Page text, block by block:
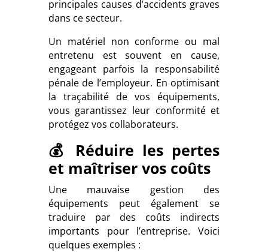
principales causes d’accidents graves
dans ce secteur.
Un matériel non conforme ou mal
entretenu est souvent en cause,
engageant parfois la responsabilité
pénale de l’employeur. En optimisant
la traçabilité de vos équipements,
vous garantissez leur conformité et
protégez vos collaborateurs.
💰 Réduire les pertes
et maîtriser vos coûts
Une mauvaise gestion des
équipements peut également se
traduire par des coûts indirects
importants pour l’entreprise. Voici
quelques exemples :